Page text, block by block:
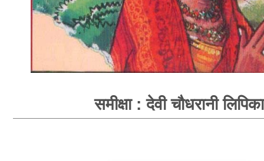
समीक्षा : देवी चौधरानी लिपिका